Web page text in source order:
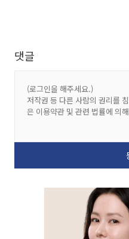
댓글